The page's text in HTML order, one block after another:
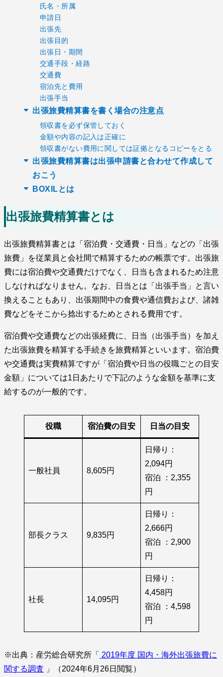
氏名・所属
申請日
出張先
出張目的
出張日・期間
交通手段・経路
交通費
宿泊先と費用
出張手当
出張旅費精算書を書く場合の注意点
領収書を必ず保管しておく
金額や内容の記入は正確に
領収書がない費用に関しては証拠となるコピーをとる
出張旅費精算書は出張申請書と合わせて作成して
おこう
BOXILとは
出張旅費精算書とは
出張旅費精算書とは「宿泊費・交通費・日当」などの「出張
旅費」を従業員と会社間で精算するための帳票です。出張旅
費には宿泊費や交通費だけでなく、日当も含まれるため注意
しなければなりません。なお、日当とは「出張手当」と言い
換えることもあり、出張期間中の食費や通信費および、諸雑
費などをそこから捻出するためとされる費用です。
宿泊費や交通費などの出張経費に、日当（出張手当）を加え
た出張旅費を精算する手続きを旅費精算といいます。宿泊費
や交通費は実費精算ですが「宿泊費や日当の役職ごとの目安
金額」については1日あたりで下記のような金額を基準に支
給するのが一般的です。
役職 宿泊費の目安 日当の目安
一般社員 8,605円
日帰り：
2,094円
宿泊 ：2,355
円
部長クラス 9,835円
日帰り：
2,666円
宿泊 ：2,900
円
社長 14,095円
日帰り：
4,458円
宿泊 ：4,598
円
※出典：産労総合研究所「
2019年度 国内・海外出張旅費に
関する調査 」（2024年6月26日閲覧）